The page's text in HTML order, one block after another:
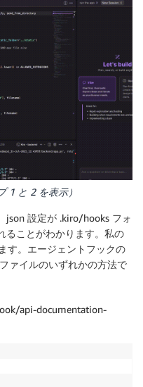
1 と 2 を表示）
json 設定が .kiro/hooks フォ
ることがわかります。私の
す。エージェントフックの
ァイルのいずれかの方法で
api-documentation-